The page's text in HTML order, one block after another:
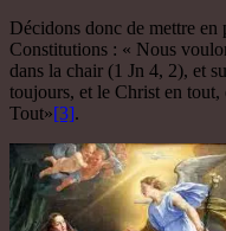
Décidons donc de mettre en
Constitutions : « Nous
dans la chair (1 Jn 4, 2), et
toujours, et le Christ en
Tout»[3].